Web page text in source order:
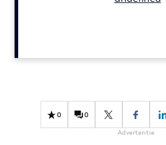
Effectiviteit
0 0
Advertentie